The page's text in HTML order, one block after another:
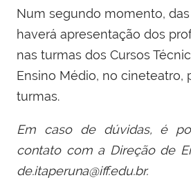
Num segundo momento, das
haverá apresentação dos
nas turmas dos Cursos
Ensino Médio, no cineteatro,
turmas.
Em caso de dúvidas, é
contato com a Direção de
de.itaperuna@iff.edu.br.